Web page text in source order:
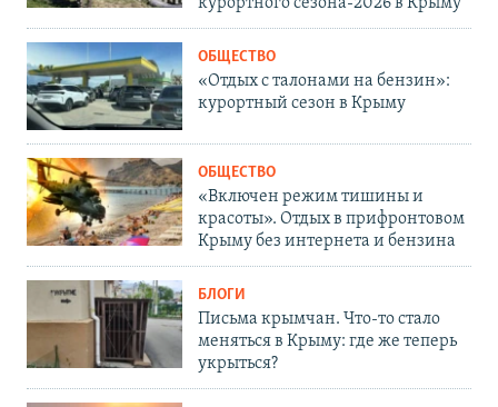
ОБЩЕСТВО
«Отдых с талонами на бензин»:
курортный сезон в Крыму
ОБЩЕСТВО
«Включен режим тишины и
красоты». Отдых в прифронтовом
Крыму без интернета и бензина
БЛОГИ
Письма крымчан. Что-то стало
меняться в Крыму: где же теперь
укрыться?